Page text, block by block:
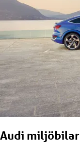
Audi miljöbilar